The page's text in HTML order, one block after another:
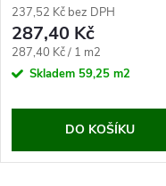
237,52 Kč bez DPH
287,40 Kč
Měrná
cena:
287,40 Kč / 1 m2
Skladem 59,25 m2
DO KOŠÍKU